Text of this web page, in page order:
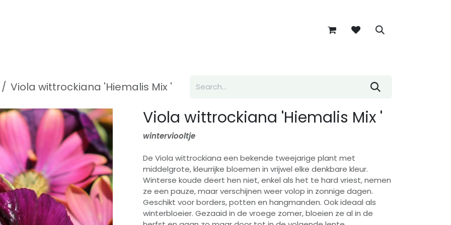
Viola wittrockiana 'Hiemalis Mix '
Viola wittrockiana 'Hiemalis Mix '
winterviooltje
De Viola wittrockiana een bekende tweejarige plant met
middelgrote, kleurrijke bloemen in vrijwel elke denkbare kleur.
Winterse koude deert hen niet, enkel als het te hard vriest, nemen
ze een pauze, maar verschijnen weer volop in zonnige dagen.
Geschikt voor borders, potten en hangmanden. Ook ideaal als
winterbloeier. Gezaaid in de vroege zomer, bloeien ze al in de